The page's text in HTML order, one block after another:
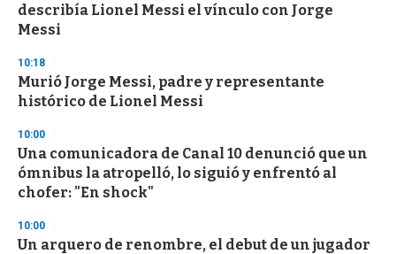
describía Lionel Messi el vínculo con Jorge
Messi
10:18
Murió Jorge Messi, padre y representante
histórico de Lionel Messi
10:00
Una comunicadora de Canal 10 denunció que un
ómnibus la atropelló, lo siguió y enfrentó al
chofer: "En shock"
10:00
Un arquero de renombre, el debut de un jugador